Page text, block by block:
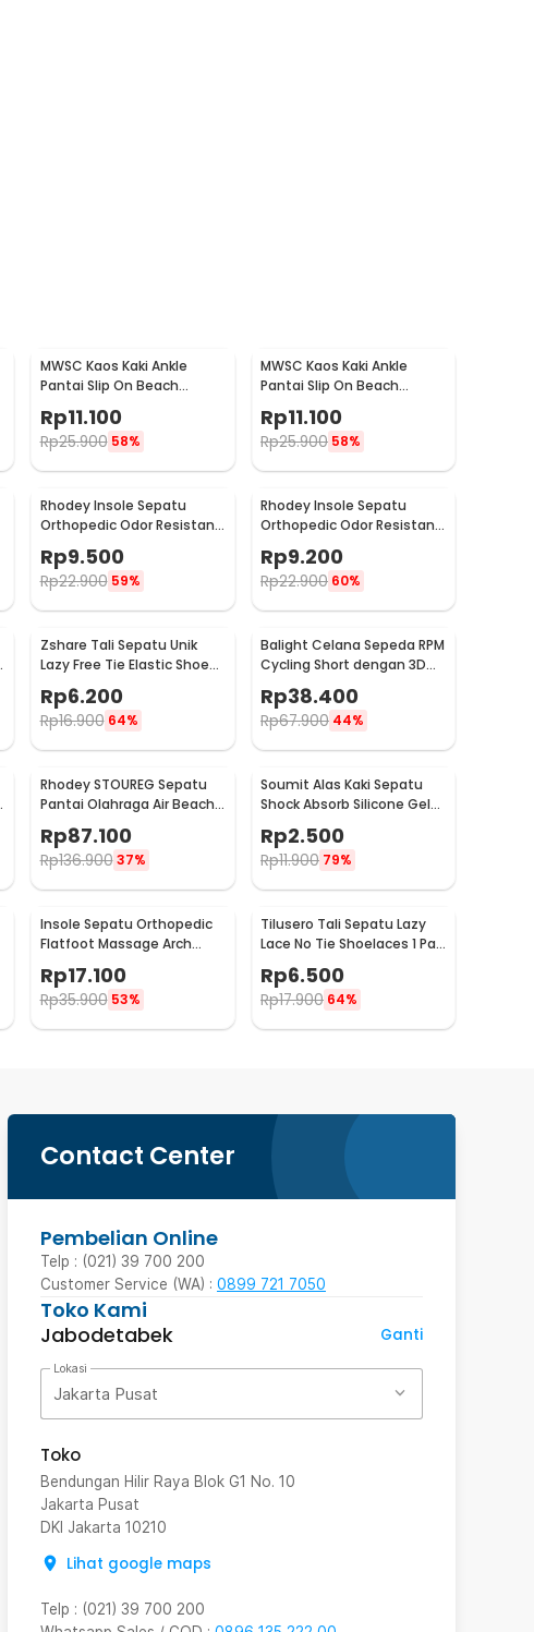
MWSC Kaos Kaki Ankle
Pantai Slip On Beach
Slippers Wanita XL - XH802
Rp11.100
Rp25.900 58%
MWSC Kaos Kaki Ankle
Pantai Slip On Beach
Slippers Wanita XXL -
XH802
Rp11.100
Rp25.900 58%
Rhodey Insole Sepatu
Orthopedic Odor Resistant
EVA Foam 37 - Y3Y27
Rp9.500
Rp22.900 59%
Rhodey Insole Sepatu
Orthopedic Odor Resistant
EVA Foam 38 - Y3Y27
Rp9.200
Rp22.900 60%
Zshare Tali Sepatu Unik
Lazy Free Tie Elastic Shoe
Lace 1 Pair - T10
Rp6.200
Rp16.900 64%
Balight Celana Sepeda RPM
Cycling Short dengan 3D
Padded Sponge M
Black/Orange - CK01
Rp38.400
Rp67.900 44%
Rhodey STOUREG Sepatu
Pantai Olahraga Air Beach
Shoes 44 - 6688
Rp87.100
Rp136.900 37%
Soumit Alas Kaki Sepatu
Shock Absorb Silicone Gel
Anti Slip 2 PCS - MJ003
Rp2.500
Rp11.900 79%
Insole Sepatu Orthopedic
Flatfoot Massage Arch
Support EVA 44-47 - E003
Rp17.100
Rp35.900 53%
Tilusero Tali Sepatu Lazy
Lace No Tie Shoelaces 1 Pair
- F053
Rp6.500
Rp17.900 64%
Contact Center
Pembelian Online
Telp : (021) 39 700 200
Customer Service (WA) : 0899 721 7050
Toko Kami
Jabodetabek
Ganti
Lokasi
Jakarta Pusat
Toko
Bendungan Hilir Raya Blok G1 No. 10
Jakarta Pusat
DKI Jakarta 10210
Lihat google maps
Telp : (021) 39 700 200